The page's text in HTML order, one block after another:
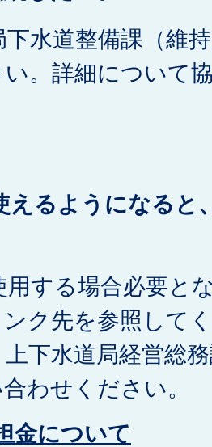
水道整備課（維
。詳細について
えるようになると
する場合必要と
ク先を参照して
下水道局経営総
わせください。
金について